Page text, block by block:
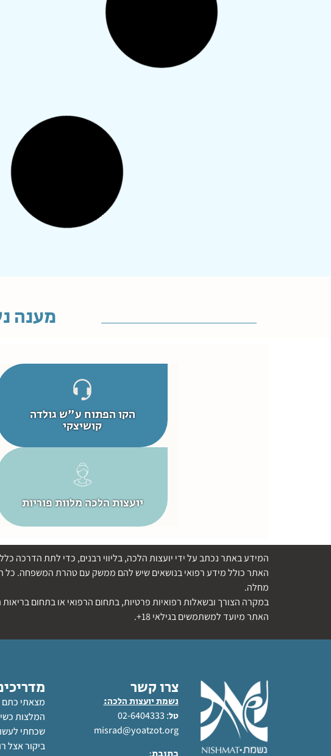
בערך שלושה שבועות הייתה יממה ללא
דימום, ועשיתי הפסק טה...
קרא עוד
לא הצלחתי לספור שבעה נקיים
מאז הכנסת מירנה
ילדתי לפני כחמישה חודשים.
כחודשיים לאחר הלידה התקנתי מירנה
ומאז ועד עכשיו, יותר מ3 חודשים, לא
יחסים אחרי לידה
השבוע הלכתי סוף סוף למקווה אחרי 7
נקיים. ולאחר קיום יחסים ראיתי קצת דם על
התחתונים. יכול להיות שזה מפצע?